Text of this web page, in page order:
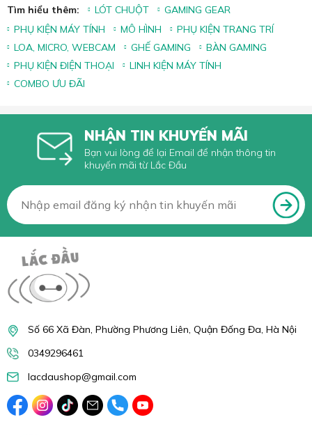
Tìm hiểu thêm: LÓT CHUỘT
GAMING GEAR
PHỤ KIỆN MÁY TÍNH
MÔ HÌNH
PHỤ KIỆN TRANG TRÍ
LOA, MICRO, WEBCAM
GHẾ GAMING
BÀN GAMING
PHỤ KIỆN ĐIỆN THOẠI
LINH KIỆN MÁY TÍNH
COMBO ƯU ĐÃI
NHẬN TIN KHUYẾN MÃI
Bạn vui lòng để lại Email để nhận thông tin
khuyến mãi từ Lắc Đầu
Số 66 Xã Đàn, Phường Phương Liên, Quận Đống Đa, Hà Nội
0349296461
lacdaushop@gmail.com